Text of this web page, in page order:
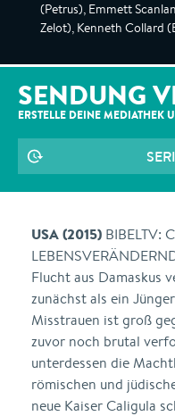
(Petrus), Emmett
Zelot), Kenneth Collard
SENDUNG
ERSTELLE DEINE MEDIATHEK
USA (2015) BIBELTV:
Flucht aus Damaskus
zunächst als ein
Misstrauen ist groß
zuvor noch brutal
unterdessen die
römischen und
neue Kaiser Caligula